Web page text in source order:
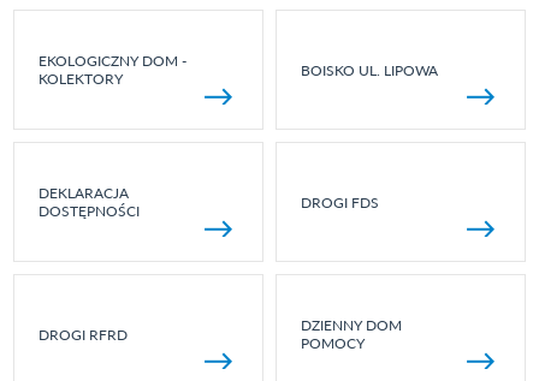
EKOLOGICZNY DOM -
KOLEKTORY
BOISKO UL. LIPOWA
DEKLARACJA
DOSTĘPNOŚCI
DROGI FDS
DROGI RFRD
DZIENNY DOM
POMOCY